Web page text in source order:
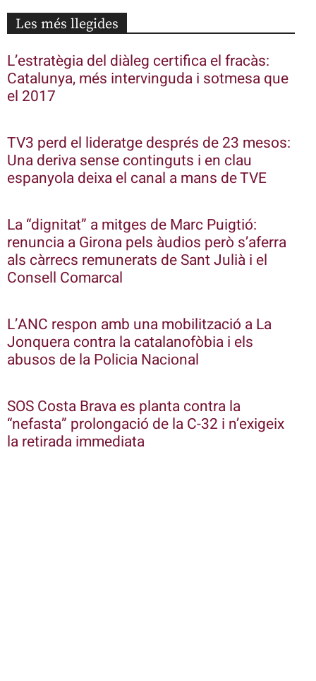
Les més llegides
L’estratègia del diàleg certifica el fracàs:
Catalunya, més intervinguda i sotmesa que
el 2017
TV3 perd el lideratge després de 23 mesos:
Una deriva sense continguts i en clau
espanyola deixa el canal a mans de TVE
La “dignitat” a mitges de Marc Puigtió:
renuncia a Girona pels àudios però s’aferra
als càrrecs remunerats de Sant Julià i el
Consell Comarcal
L’ANC respon amb una mobilització a La
Jonquera contra la catalanofòbia i els
abusos de la Policia Nacional
SOS Costa Brava es planta contra la
“nefasta” prolongació de la C-32 i n’exigeix
la retirada immediata